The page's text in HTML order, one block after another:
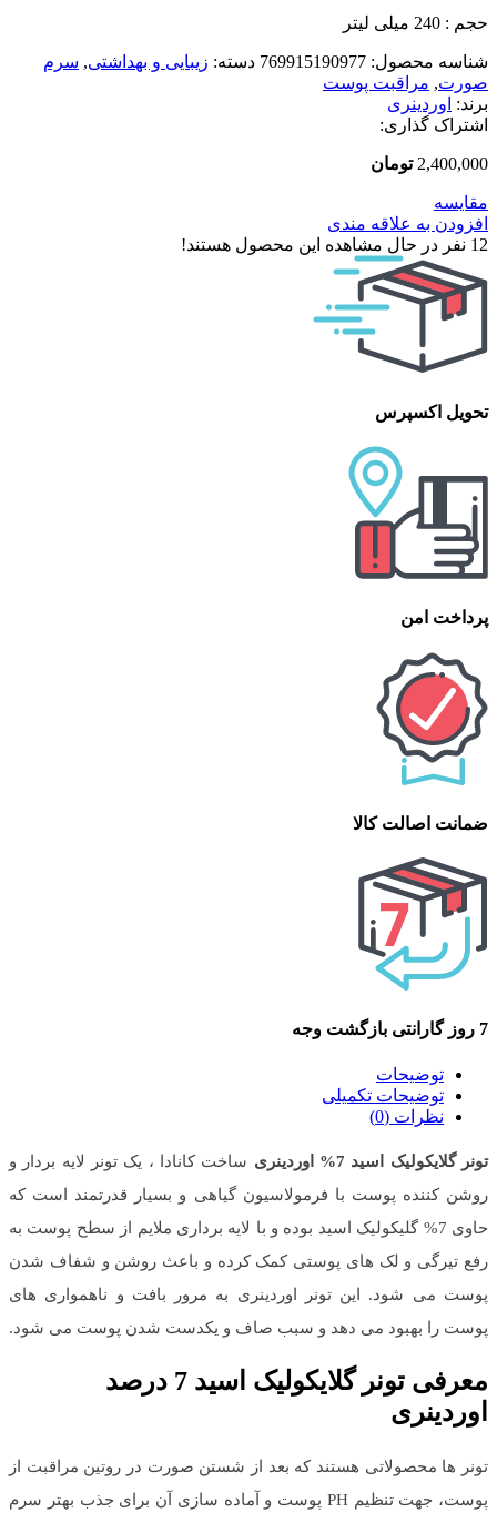
حجم : 240 میلی لیتر
شناسه محصول: 769915190977 دسته: زیبایی و بهداشتی, سرم
صورت, مراقبت پوست
برند: اوردینری
اشتراک گذاری:
2,400,000 تومان
مقایسه
افزودن به علاقه مندی
12 نفر در حال مشاهده این محصول هستند!
تحویل اکسپرس
پرداخت امن
ضمانت اصالت کالا
7 روز گارانتی بازگشت وجه
توضیحات
توضیحات تکمیلی
نظرات (0)
تونر گلایکولیک اسید 7% اوردینری
ساخت کانادا ، یک تونر لایه بردار و
روشن کننده پوست با فرمولاسیون گیاهی و بسیار قدرتمند است که
حاوی 7% گلیکولیک اسید بوده و با لایه برداری ملایم از سطح پوست به
رفع تیرگی و لک های پوستی کمک کرده و باعث روشن و شفاف شدن
پوست می شود. این تونر اوردینری به مرور بافت و ناهمواری های
پوست را بهبود می دهد و سبب صاف و یکدست شدن پوست می شود.
معرفی تونر گلایکولیک اسید 7 درصد
اوردینری
تونر ها محصولاتی هستند که بعد از شستن صورت در روتین مراقبت از
پوست، جهت تنظیم PH پوست و آماده سازی آن برای جذب بهتر سرم